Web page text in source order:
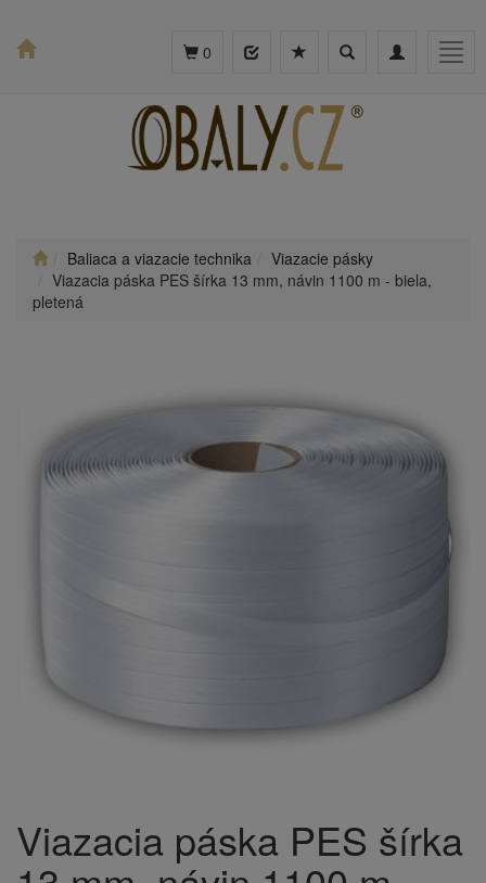
Toggle
Toggle
0
Baliaca a viazacie technika
Viazacie pásky
Viazacia páska PES šírka 13 mm, návin 1100 m - biela,
pletená
Viazacia páska PES šírka